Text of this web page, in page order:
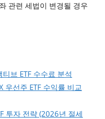
관련 세법이 변경될 경우
브 ETF 수수료 분석
우선주 ETF 수익률 비교
투자 전략 (2026년 절세